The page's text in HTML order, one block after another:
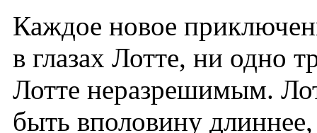
Каждое новое
в глазах Лотте, ни одно
Лотте неразрешимым.
быть вполовину